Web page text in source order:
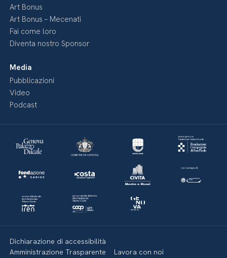
Art Bonus
Art Bonus – Mecenati
Fai come loro
Diventa nostro Sponsor
Media
Pubblicazioni
Video
Podcast
Dichiarazione di accessibilità
Amministrazione Trasparente
Lavora con noi